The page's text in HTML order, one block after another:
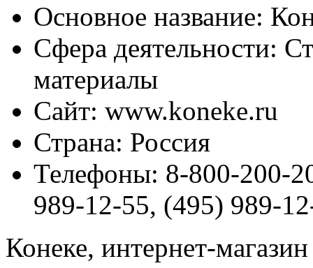
Основное название:
Сфера деятельности:
материалы
Сайт: www.koneke.ru
Страна: Россия
Телефоны: 8-800-200-
989-12-55, (495) 989-
Конеке, интернет-магазин